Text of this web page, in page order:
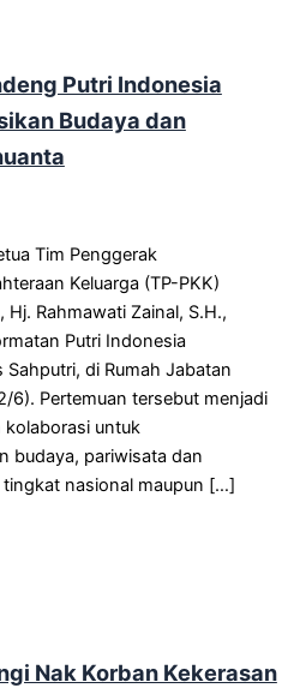
Putri Indonesia
Budaya dan
Tim Penggerak
Keluarga (TP-PKK)
Rahmawati Zainal, S.H.,
Putri Indonesia
Sahputri, di Rumah Jabatan
6). Pertemuan tersebut menjadi
kolaborasi untuk
budaya, pariwisata dan
nasional maupun […]
Nak Korban Kekerasan